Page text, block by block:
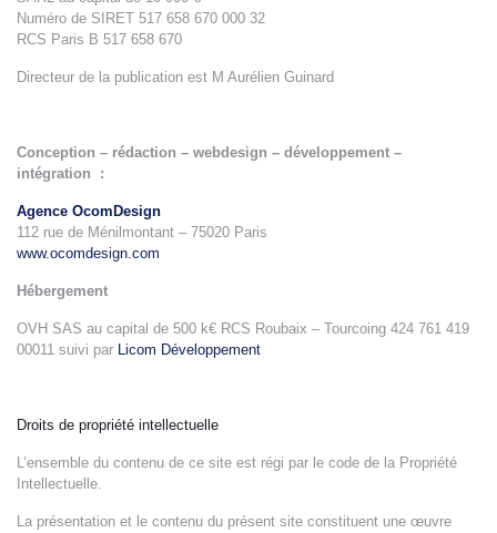
Numéro de SIRET 517 658 670 000 32
RCS Paris B 517 658 670
Directeur de la publication est M Aurélien Guinard
Conception – rédaction – webdesign – développement –
intégration :
Agence OcomDesign
112 rue de Ménilmontant – 75020 Paris
www.ocomdesign.com
Hébergement
OVH SAS au capital de 500 k€ RCS Roubaix – Tourcoing 424 761 419
00011 suivi par Licom Développement
Droits de propriété intellectuelle
L’ensemble du contenu de ce site est régi par le code de la Propriété
Intellectuelle.
La présentation et le contenu du présent site constituent une œuvre